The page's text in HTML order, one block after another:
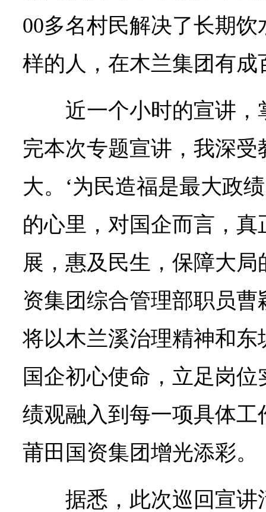
00多名村民解决了长期
样的人，在木兰集团有成
近一个小时的宣讲，
完本次专题宣讲，我深
大。‘为民造福是最大政
的心里，对国企而言，
展，惠及民生，保障大
资集团综合管理部职员
将以木兰溪治理精神和
国企初心使命，立足岗
绩观融入到每一项具体
莆田国资集团增光添彩。
据悉，此次巡回宣